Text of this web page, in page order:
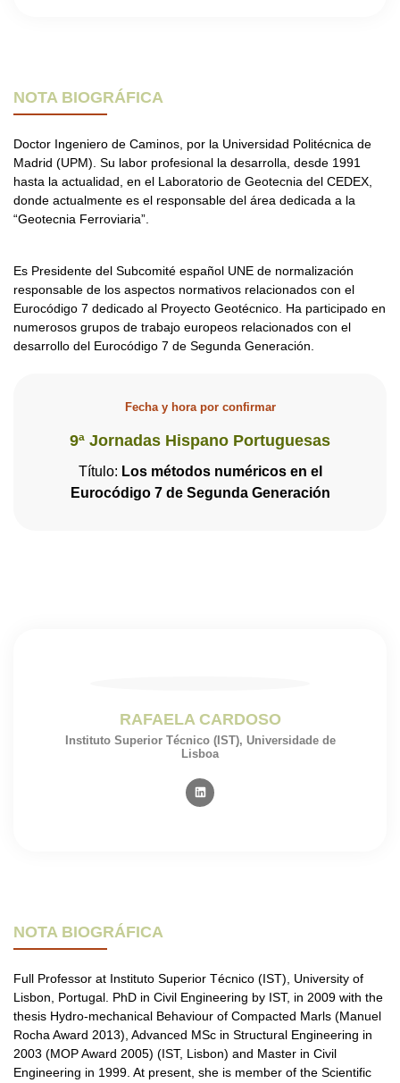
NOTA BIOGRÁFICA
Doctor Ingeniero de Caminos, por la Universidad Politécnica de
Madrid (UPM). Su labor profesional la desarrolla, desde 1991
hasta la actualidad, en el Laboratorio de Geotecnia del CEDEX,
donde actualmente es el responsable del área dedicada a la
“Geotecnia Ferroviaria”.
Es Presidente del Subcomité español UNE de normalización
responsable de los aspectos normativos relacionados con el
Eurocódigo 7 dedicado al Proyecto Geotécnico. Ha participado en
numerosos grupos de trabajo europeos relacionados con el
desarrollo del Eurocódigo 7 de Segunda Generación.
Fecha y hora por confirmar
9ª Jornadas Hispano Portuguesas
Título: Los métodos numéricos en el
Eurocódigo 7 de Segunda Generación
RAFAELA CARDOSO
Instituto Superior Técnico (IST), Universidade de
Lisboa
NOTA BIOGRÁFICA
Full Professor at Instituto Superior Técnico (IST), University of
Lisbon, Portugal. PhD in Civil Engineering by IST, in 2009 with the
thesis Hydro-mechanical Behaviour of Compacted Marls (Manuel
Rocha Award 2013), Advanced MSc in Structural Engineering in
2003 (MOP Award 2005) (IST, Lisbon) and Master in Civil
Engineering in 1999. At present, she is member of the Scientific